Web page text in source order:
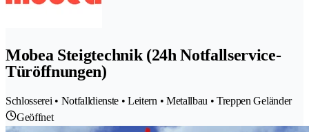
Mobea Steigtechnik (24h Notfallservice-
Türöffnungen)
Schlosserei • Notfalldienste • Leitern • Metallbau • Treppen Geländer
Geöffnet